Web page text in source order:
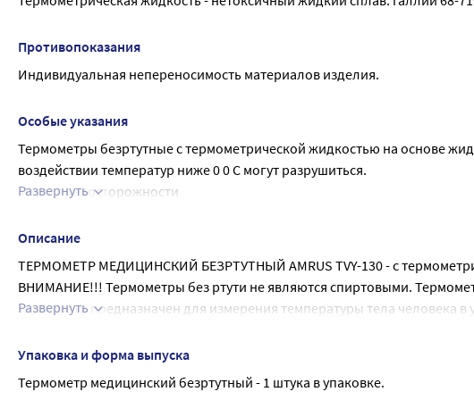
Противопоказания
Индивидуальная непереносимость материалов изделия.
Особые указания
Термометры безртутные с термометрической жидкостью на основе
воздействии температур ниже 0 0 С могут разрушиться.
Меры предосторожности
Развернуть
Описание
ТЕРМОМЕТР МЕДИЦИНСКИЙ БЕЗРТУТНЫЙ AMRUS TVY-130 - с
ВНИМАНИЕ!!! Термометры без ртути не являются спиртовыми.
Термометр предназначен для измерения температуры тела человека
ТЕХНИЧЕСКИЕ ХАРАКТЕРИСТИКИ
Соответствие требованиям ГОСТ Р 50444-92 (р.р.3,4) ГОСТ 31516-2012
Метод измерения Прямое измерение
Развернуть
Упаковка и форма выпуска
Термометр медицинский безртутный - 1 штука в упаковке.